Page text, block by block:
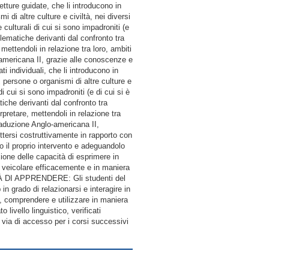
guidate, che li introducono in
di altre culture e civiltà, nei diversi
di cui si sono impadroniti (e
derivanti dal confronto tra
in relazione tra loro, ambiti
II, grazie alle conoscenze e
individuali, che li introducono in
o organismi di altre culture e
cui si sono impadroniti (e di cui si è
derivanti dal confronto tra
mettendoli in relazione tra
Anglo-americana II,
costruttivamente in rapporto con
proprio intervento e adeguandolo
delle capacità di esprimere in
efficacemente e in maniera
DI APPRENDERE: Gli studenti del
grado di relazionarsi e interagire in
e utilizzare in maniera
livello linguistico, verificati
di accesso per i corsi successivi